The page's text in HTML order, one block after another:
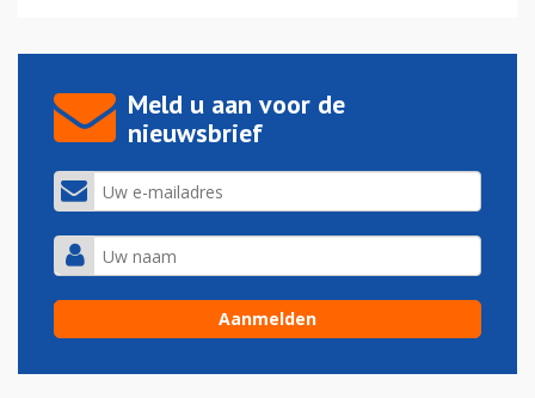
Meld u aan voor de
nieuwsbrief